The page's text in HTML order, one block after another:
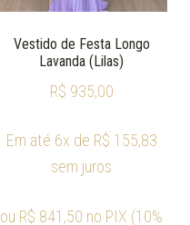
Vestido de Festa Longo
Lavanda (Lilas)
R$ 935,00
Em até 6x de R$ 155,83
sem juros
ou R$ 841,50 no PIX (10%